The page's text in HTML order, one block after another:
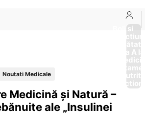
Boli si
Afectiuni
Sănătate
de la A
Noutati Medicale
Medicină și Natură –
ale „Insulinei